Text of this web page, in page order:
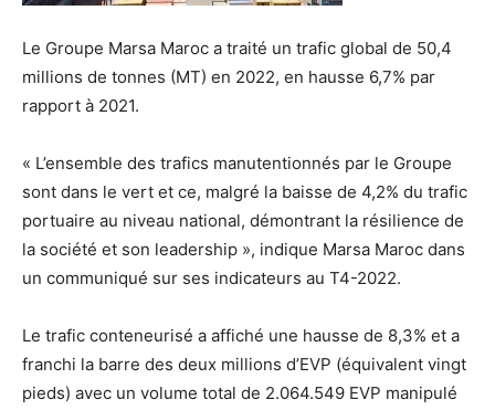
Le Groupe Marsa Maroc a traité un trafic global de 50,4
millions de tonnes (MT) en 2022, en hausse 6,7% par
rapport à 2021.
« L’ensemble des trafics manutentionnés par le Groupe
sont dans le vert et ce, malgré la baisse de 4,2% du trafic
portuaire au niveau national, démontrant la résilience de
la société et son leadership », indique Marsa Maroc dans
un communiqué sur ses indicateurs au T4-2022.
Le trafic conteneurisé a affiché une hausse de 8,3% et a
franchi la barre des deux millions d’EVP (équivalent vingt
pieds) avec un volume total de 2.064.549 EVP manipulé